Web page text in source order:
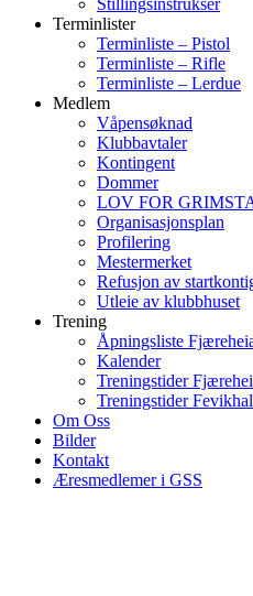
Stillingsinstrukser
Terminlister
Terminliste – Pistol
Terminliste – Rifle
Terminliste – Lerdue
Medlem
Våpensøknad
Klubbavtaler
Kontingent
Dommer
LOV FOR
Organisasjonsplan
Profilering
Mestermerket
Refusjon av
Utleie av klubbhuset
Trening
Åpningsliste
Kalender
Treningstider
Treningstider
Om Oss
Bilder
Kontakt
Æresmedlemer i GSS